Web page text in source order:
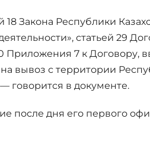
18 Закона Республики
статьей 29
Приложения 7 к Договору,
вывоз с территории
— говорится в документе.
после дня его первого